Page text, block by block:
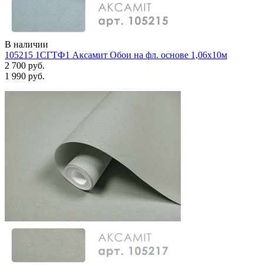
В наличии
105215 1СГТФ1 Аксамит Обои на фл. основе 1,06х10м
2 700 руб.
1 990 руб.